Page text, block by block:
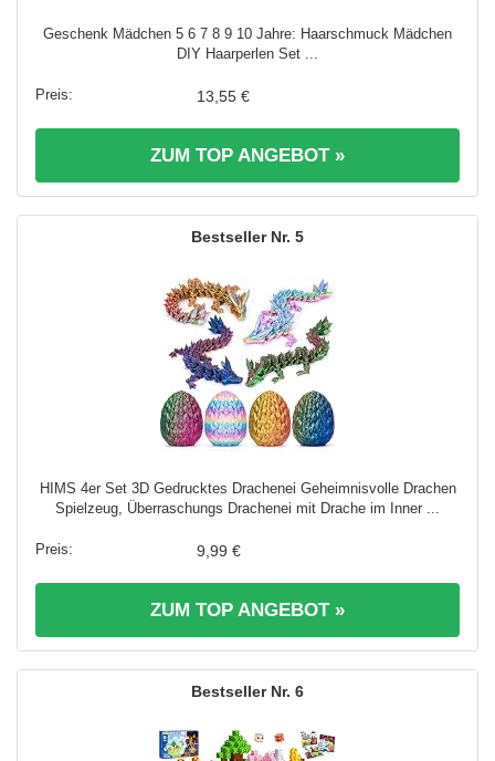
Geschenk Mädchen 5 6 7 8 9 10 Jahre: Haarschmuck Mädchen
DIY Haarperlen Set ...
13,55 €
ZUM TOP ANGEBOT »
5
HIMS 4er Set 3D Gedrucktes Drachenei Geheimnisvolle Drachen
Spielzeug, Überraschungs Drachenei mit Drache im Inner ...
9,99 €
ZUM TOP ANGEBOT »
6